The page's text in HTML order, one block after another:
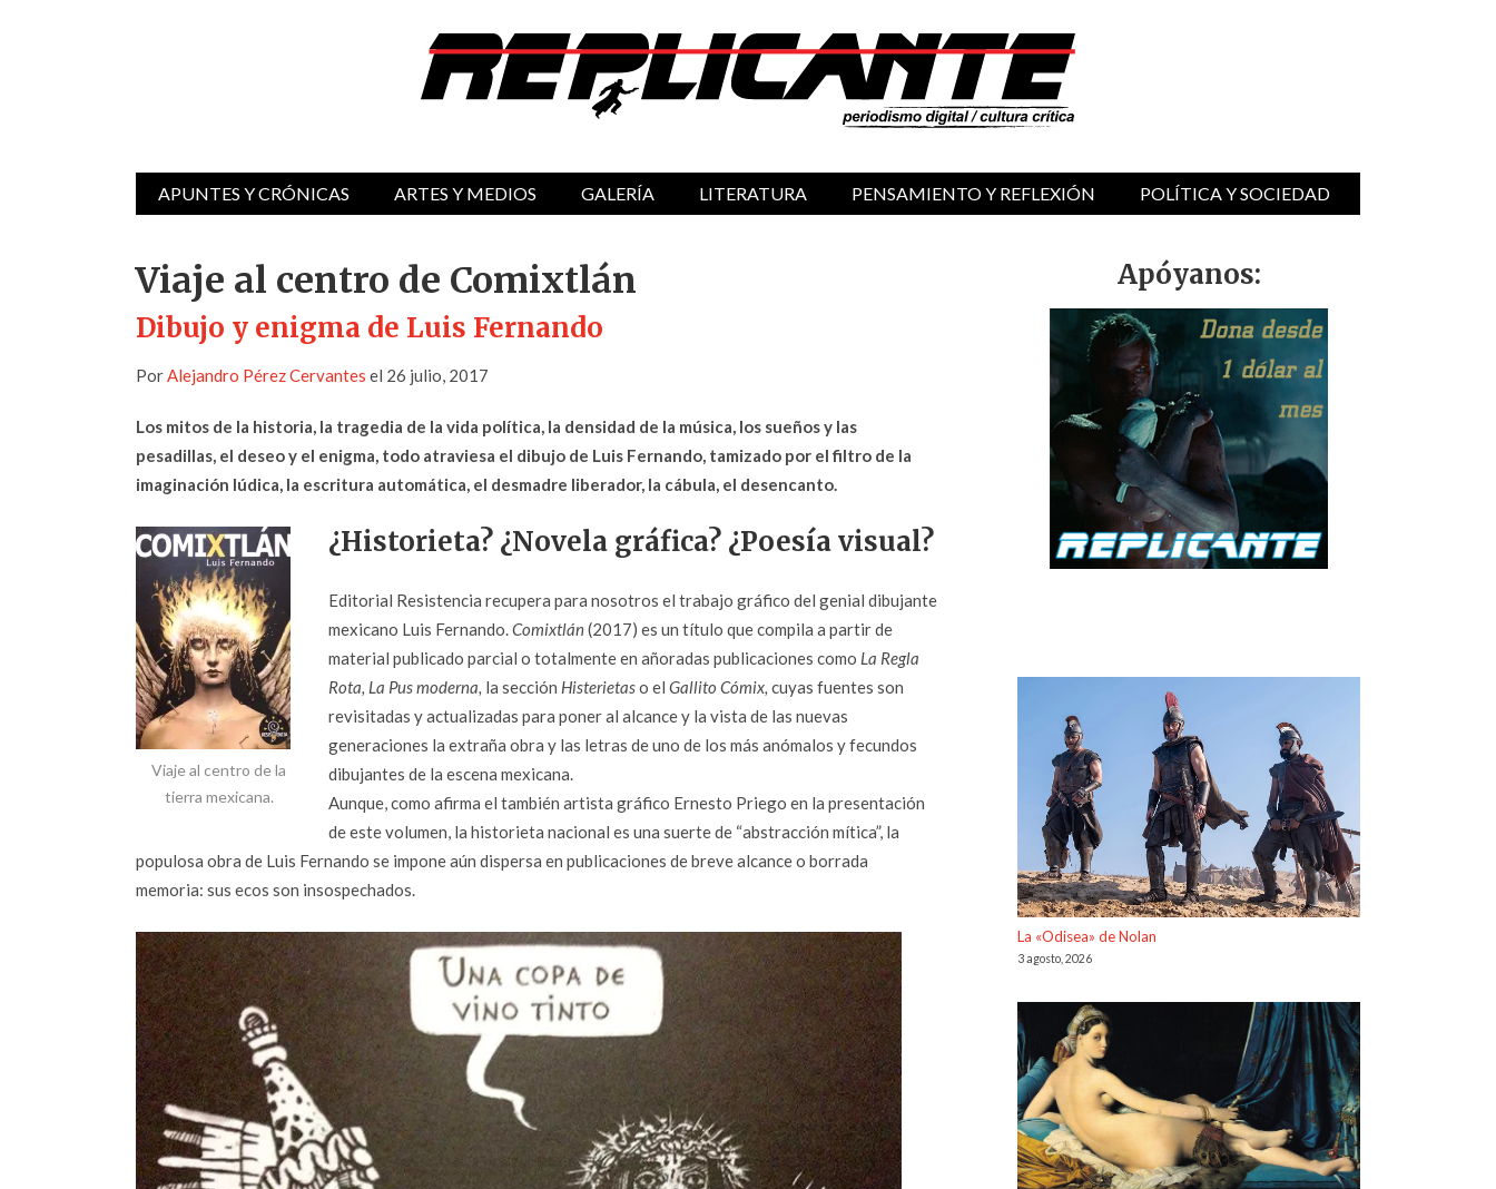
APUNTES Y CRÓNICAS ARTES Y MEDIOS GALERÍA LITERATURA PENSAMIENTO Y REFLEXIÓN POLÍTICA Y SOCIEDAD
Viaje al centro de Comixtlán
Dibujo y enigma de Luis Fernando
PorAlejandro Pérez Cervantes el 26 julio, 2017
Los mitos de la historia, la tragedia de la vida política, la densidad de la música, los sueños y las
pesadillas, el deseo y el enigma, todo atraviesa el dibujo de Luis Fernando, tamizado por el filtro de la
imaginación lúdica, la escritura automática, el desmadre liberador, la cábula, el desencanto.
Viaje al centro de la
tierra mexicana.
¿Historieta? ¿Novela gráfica? ¿Poesía visual?
Editorial Resistencia recupera para nosotros el trabajo gráfico del genial dibujante
mexicano Luis Fernando.Comixtlán(2017) es un título que compila a partir de
material publicado parcial o totalmente en añoradas publicaciones como La Regla
Rota, La Pus moderna, la sección Histerietaso el Gallito Cómix, cuyas fuentes son
revisitadas y actualizadas para poner al alcance y la vista de las nuevas
generaciones la extraña obra y las letras de uno de los más anómalos y fecundos
dibujantes de la escena mexicana.
Aunque, como afirma el también artista gráfico Ernesto Priego en la presentación
de este volumen, la historieta nacional es una suerte de “abstracción mítica”, la
populosa obra de Luis Fernando se impone aún dispersa en publicaciones de breve alcance o borrada
memoria: sus ecos son insospechados.
Apóyanos:
La «Odisea» de Nolan
3 agosto, 2026